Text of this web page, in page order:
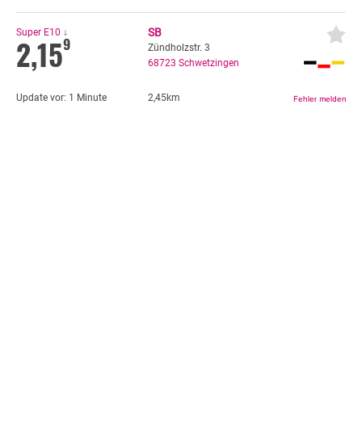
Super E10 ↓
2,159
SB
Zündholzstr. 3
68723 Schwetzingen
Update vor: 1 Minute 2,45km